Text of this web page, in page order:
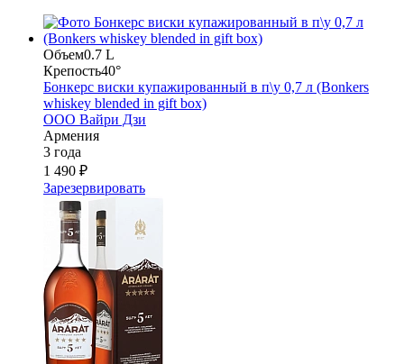
Объем0.7 L
Крепость40°
Бонкерс виски купажированный в п\у 0,7 л (Bonkers
whiskey blended in gift box)
ООО Вайри Дзи
Армения
3 года
1 490 ₽
Зарезервировать